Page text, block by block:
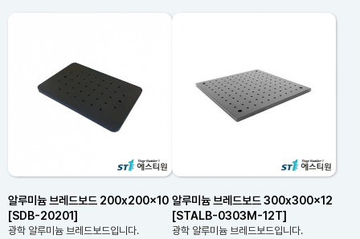
알루미늄 브레드보드 200x200x10
[SDB-20201]
광학 알루미늄 브레드보드입니다.
알루미늄 브레드보드 300x300x12
[STALB-0303M-12T]
광학 알루미늄 브레드보드입니다.